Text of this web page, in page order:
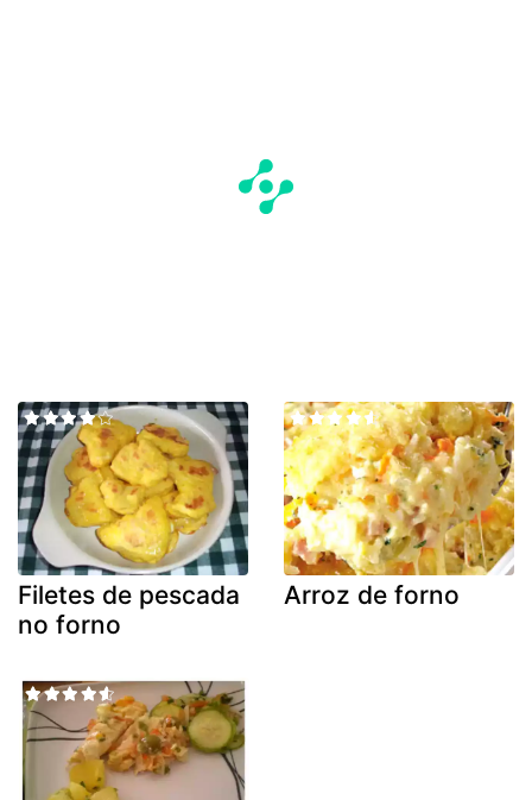
Filetes de pescada
no forno
Arroz de forno